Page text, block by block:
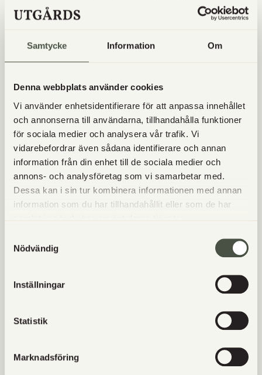
Samtycke Information Om
Denna webbplats använder cookies
Vi använder enhetsidentifierare för att anpassa innehållet
och annonserna till användarna, tillhandahålla funktioner
för sociala medier och analysera vår trafik. Vi
vidarebefordrar även sådana identifierare och annan
information från din enhet till de sociala medier och
annons- och analysföretag som vi samarbetar med.
Dessa kan i sin tur kombinera informationen med annan
information som du har tillhandahållit eller som de har
Nödvändig
Inställningar
Statistik
Marknadsföring
bakas i samma ugn).
___________________________________________________
Varmt Välkommen med din beställning!
Goda drycker, nåt sött eller salt till efterrätt, lördagens
gårdsbutiken.
/Johanna med personal
___________________________________________________
“Åt eran pizza förra pizzakvällen, det var den godaste pizzan
jag ätit!! “- Therese
“ Pizzorna var supergoda”
“Åh vad goda pizzor”-Marina
“Tack för underbara pizzor” – Vanessa
“”vit” är en av de godaste pizzor jag någonsin smakat, och
“Supergod Pizza. F hälsar att den glutenfattiga var den godaste